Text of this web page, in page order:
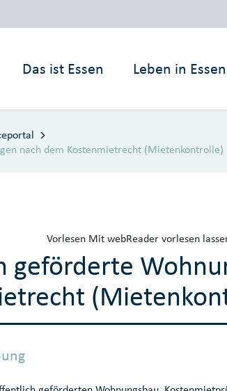
Das ist Essen Leben in Essen
nach dem Kostenmietrecht (Mietenkontrolle)
Vorlesen Mit webReader vorlesen
geförderte